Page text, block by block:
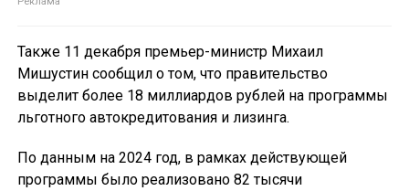
Также 11 декабря премьер-министр Михаил
Мишустин сообщил о том, что правительство
выделит более 18 миллиардов рублей на программы
льготного автокредитования и лизинга.
По данным на 2024 год, в рамках действующей
программы было реализовано 82 тысячи